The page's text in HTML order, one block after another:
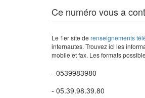
Ce numéro vous a
Le 1er site de renseignements
internautes. Trouvez ici les
mobile et fax. Les formats
- 0539983980
- 05.39.98.39.80